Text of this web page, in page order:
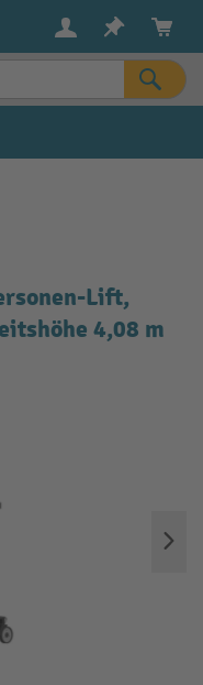
Lift,
4,08 m